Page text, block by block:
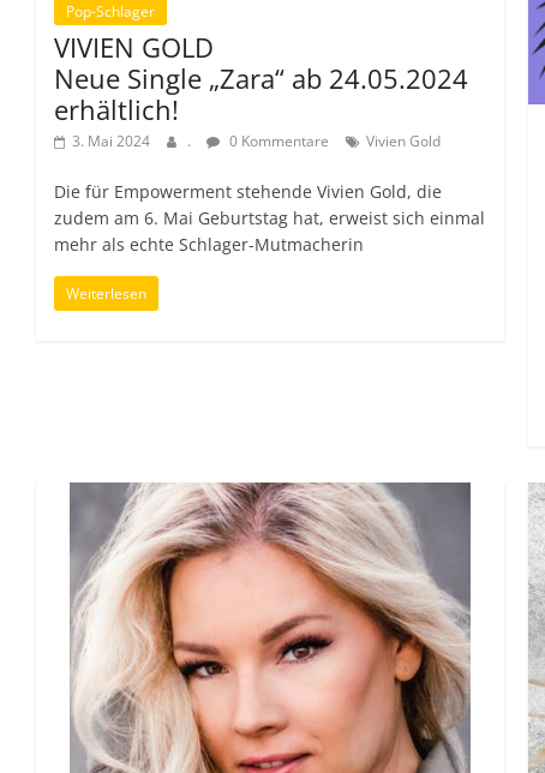
Pop-Schlager
VIVIEN GOLD
Neue Single „Zara“ ab 24.05.2024
erhältlich!
3. Mai 2024 . 0 Kommentare Vivien Gold
Die für Empowerment stehende Vivien Gold, die
zudem am 6. Mai Geburtstag hat, erweist sich einmal
mehr als echte Schlager-Mutmacherin
Weiterlesen